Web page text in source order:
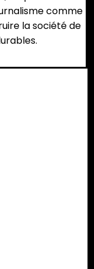
comme
la société de